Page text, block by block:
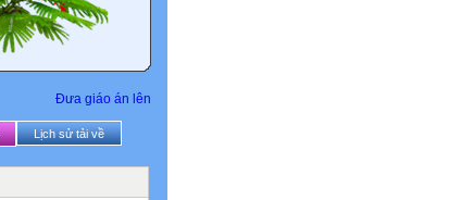
Đưa giáo án lên
Lịch sử tải về